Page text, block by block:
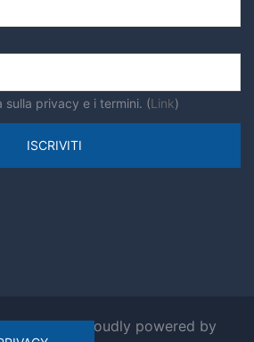
privacy e i termini. (Link)
Roma. Proudly powered by